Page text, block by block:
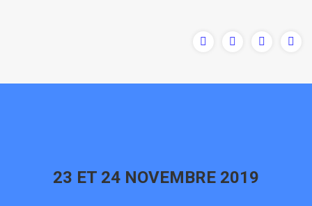
23 ET 24 NOVEMBRE 2019